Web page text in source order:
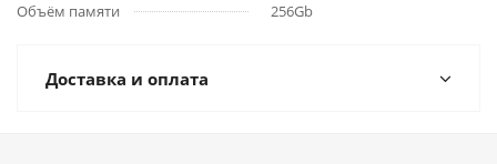
Объём памяти
256Gb
Доставка и оплата